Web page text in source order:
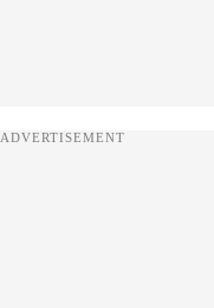
ADVERTISEMENT